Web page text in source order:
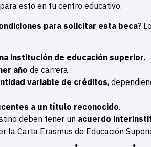
esto en tu centro educativo.
para solicitar esta beca?
institución de educación superior.
año de carrera.
variable de créditos,
a un título reconocido.
deben tener un acuerdo
la Carta Erasmus de Educación